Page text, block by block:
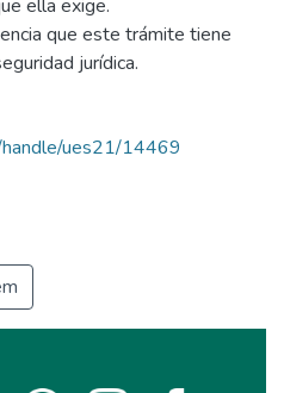
ella exige.
que este trámite tiene
jurídica.
ues21/14469